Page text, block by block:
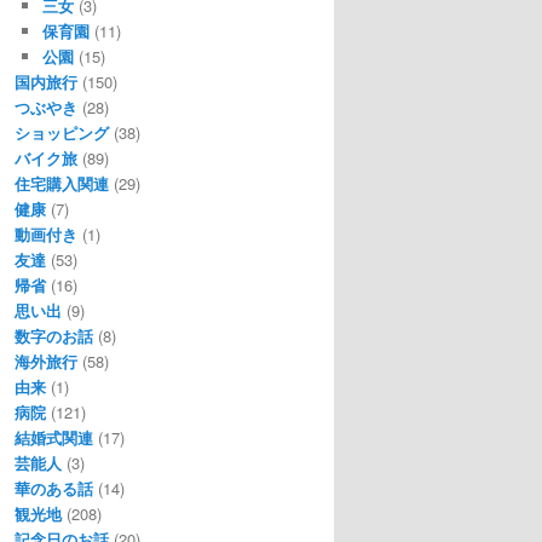
三女(3)
保育園(11)
公園(15)
国内旅行 (150)
つぶやき (28)
ショッピング(38)
バイク旅 (89)
住宅購入関連 (29)
健康 (7)
動画付き (1)
友達 (53)
帰省(16)
思い出 (9)
数字のお話 (8)
海外旅行 (58)
由来 (1)
病院 (121)
結婚式関連 (17)
芸能人 (3)
華のある話 (14)
観光地(208)